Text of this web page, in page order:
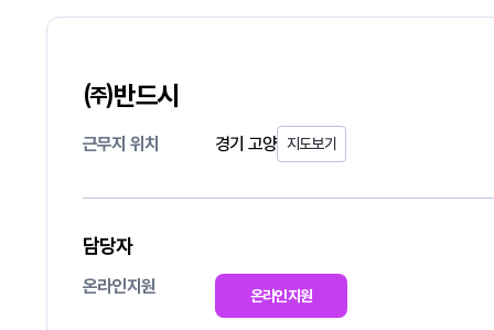
㈜반드시
근무지 위치 경기 고양 지도보기
담당자
온라인지원 온라인지원